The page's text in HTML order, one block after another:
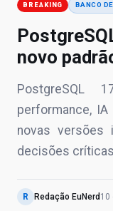
BREAKING BANCO
novo
PostgreSQL
performance,
novas versões
decisões
R Redação EuNerd 10